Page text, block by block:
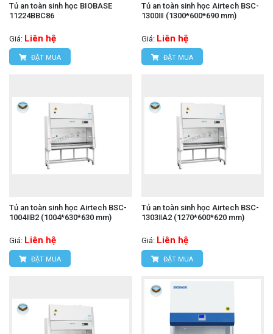
Tủ an toàn sinh học BIOBASE
11224BBC86
Giá: Liên hệ
ĐẶT MUA
Tủ an toàn sinh học Airtech BSC-
1300Ⅲ (1300*600*690 mm)
Giá: Liên hệ
ĐẶT MUA
Tủ an toàn sinh học Airtech BSC-
1004ⅡB2 (1004*630*630 mm)
Giá: Liên hệ
ĐẶT MUA
Tủ an toàn sinh học Airtech BSC-
1303ⅡA2 (1270*600*620 mm)
Giá: Liên hệ
ĐẶT MUA